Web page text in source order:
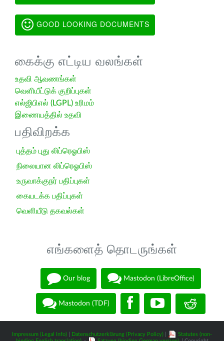
GOOD LOOKING DOCUMENTS
கைக்கு எட்டிய வலங்கள்
உதவி ஆவணங்கள்
வெளியீட்டுக் குறிப்புகள்
எல்ஜிபிஎல் (LGPL) உரிமம்
இணையத்தில் உதவி
பதிவிறக்க
புத்தம் புது லிப்ரெஓபிஸ்
நிலையான லிப்ரெஓபிஸ்
உருவாக்குநர் பதிப்புகள்
கையடக்க பதிப்புகள்
வெளியீடு தகவல்கள்
எங்களைத் தொடருங்கள்
Our blog Mastodon (LibreOffice)
Mastodon (TDF)
Impressum (Legal Info) Datenschutzerklärung (Privacy Policy)
Statutes (non-